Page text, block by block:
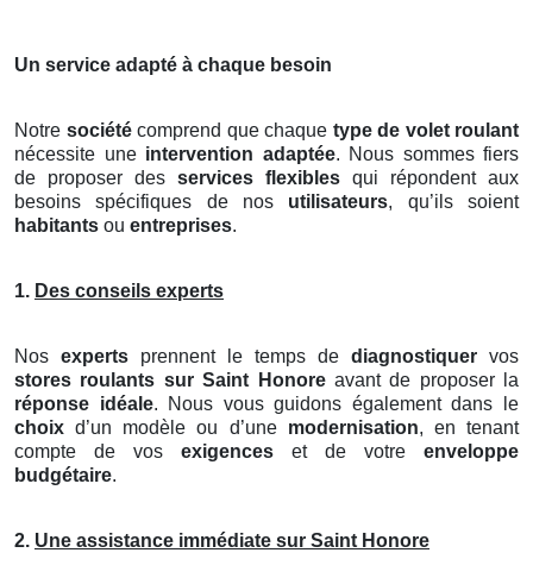
Un service adapté à chaque besoin
Notre sociétécomprend que chaque type de volet roulant
nécessite une intervention adaptée. Nous sommes fiers
de proposer des services flexibles qui répondent aux
besoins spécifiques de nos utilisateurs, qu’ils soient
habitants ou entreprises.
1. Des conseils experts
Nos experts prennent le temps de diagnostiquer vos
stores roulants sur Saint Honore avant de proposer la
réponse idéale. Nous vous guidons également dans le
choix d’un modèle ou d’une modernisation, en tenant
compte de vos exigences et de votre enveloppe
budgétaire.
2. Une assistance immédiate sur Saint Honore